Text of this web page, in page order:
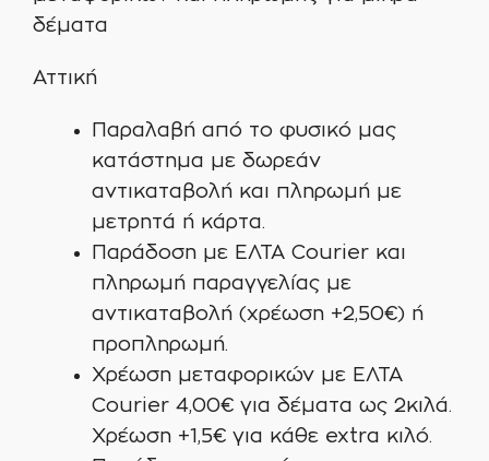
δέματα
Αττική
Παραλαβή από το φυσικό μας
κατάστημα με δωρεάν
αντικαταβολή και πληρωμή με
μετρητά ή κάρτα.
Παράδοση με ΕΛΤΑ Courier και
πληρωμή παραγγελίας με
αντικαταβολή (χρέωση +2,50€) ή
προπληρωμή.
Χρέωση μεταφορικών με ΕΛΤΑ
Courier 4,00€ για δέματα ως 2κιλά.
Χρέωση +1,5€ για κάθε extra κιλό.